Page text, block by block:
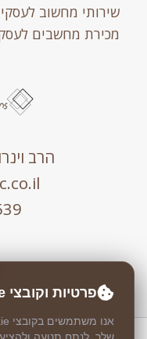
שירותי מחשוב
מכירת מחשבים
הרב וינרוב 23,
פרטיות וקובצי Cookie